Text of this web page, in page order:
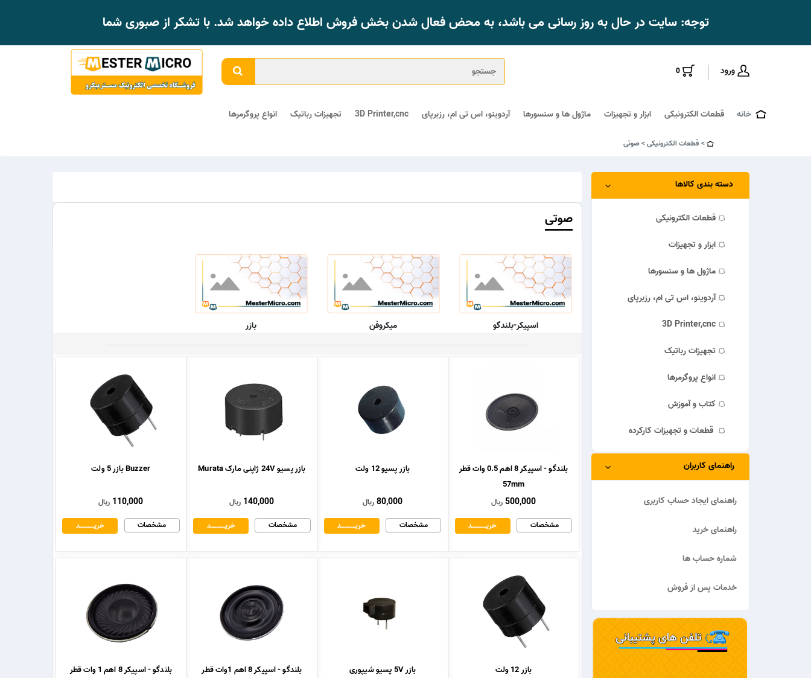
توجه: سایت در حال به روز رسانی می باشد، به محض فعال شدن بخش فروش اطلاع داده خواهد شد. با تشکر از صبوری شما
0 ورود
خانه قطعات الکترونیکی ابزار و تجهیزات ماژول ها و سنسورها آردوینو، اس تی ام، رزبرپای 3D Printer,cnc تجهیزات رباتیک انواع پروگرمرها
قطعات الکترونیکی صوتی
صوتی
اسپیکر-بلندگو میکروفن بازر
بلندگو - اسپیکر 8 اهم 0.5 وات قطر
57mm
500,000 ریال
مشخصات
خریــــــــــــد
بازر پسیو 12 ولت
80,000 ریال
مشخصات
خریــــــــــــد
بازر پسیو 24V ژاپنی مارک Murata
140,000 ریال
مشخصات
خریــــــــــــد
Buzzer بازر 5 ولت
110,000 ریال
مشخصات
خریــــــــــــد
بازر 12 ولت بازر 5V پسیو شیپوری
بلندگو - اسپیکر 8 اهم 1وات قطر
بلندگو - اسپیکر 8 اهم 1 وات قطر
دسته بندی کالاها
قطعات الکترونیکی
ابزار و تجهیزات
ماژول ها و سنسورها
آردوینو، اس تی ام، رزبرپای
3D Printer,cnc
تجهیزات رباتیک
انواع پروگرمرها
کتاب و آموزش
راهنمای کاربران
راهنمای ایجاد حساب کاربری
راهنمای خرید
شماره حساب ها
خدمات پس از فروش